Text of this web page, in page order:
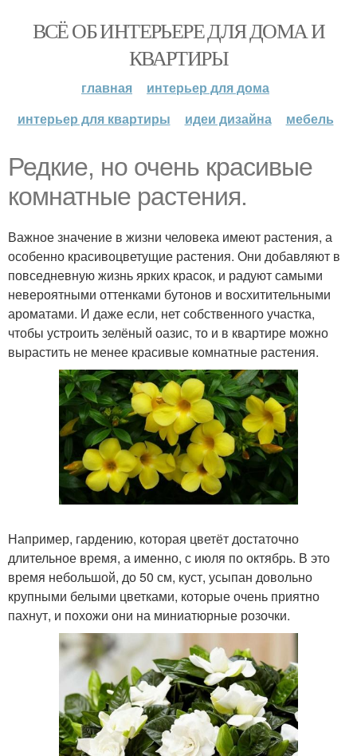
ВСЁ ОБ ИНТЕРЬЕРЕ ДЛЯ ДОМА И
КВАРТИРЫ
главная
интерьер для дома
интерьер для квартиры
идеи дизайна мебель
Редкие, но очень красивые
комнатные растения.
Важное значение в жизни человека имеют растения, а
особенно красивоцветущие растения. Они добавляют в
повседневную жизнь ярких красок, и радуют самыми
невероятными оттенками бутонов и восхитительными
ароматами. И даже если, нет собственного участка,
чтобы устроить зелёный оазис, то и в квартире можно
вырастить не менее красивые комнатные растения.
Например, гардению, которая цветёт достаточно
длительное время, а именно, с июля по октябрь. В это
время небольшой, до 50 см, куст, усыпан довольно
крупными белыми цветками, которые очень приятно
пахнут, и похожи они на миниатюрные розочки.